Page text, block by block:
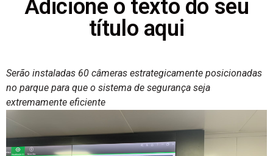
Adicione o texto do seu
título aqui
Serão instaladas 60 câmeras estrategicamente posicionadas
no parque para que o sistema de segurança seja
extremamente eficiente